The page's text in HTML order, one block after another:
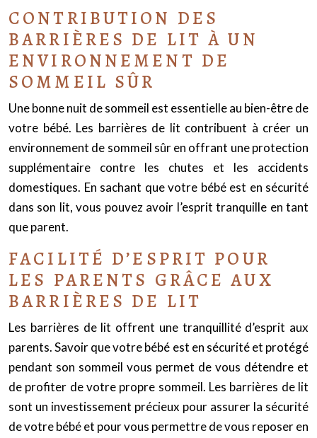
CONTRIBUTION DES
BARRIÈRES DE LIT À UN
ENVIRONNEMENT DE
SOMMEIL SÛR
Une bonne nuit de sommeil est essentielle au bien-être de
votre bébé. Les barrières de lit contribuent à créer un
environnement de sommeil sûr en offrant une protection
supplémentaire contre les chutes et les accidents
domestiques. En sachant que votre bébé est en sécurité
dans son lit, vous pouvez avoir l’esprit tranquille en tant
que parent.
FACILITÉ D’ESPRIT POUR
LES PARENTS GRÂCE AUX
BARRIÈRES DE LIT
Les barrières de lit offrent une tranquillité d’esprit aux
parents. Savoir que votre bébé est en sécurité et protégé
pendant son sommeil vous permet de vous détendre et
de profiter de votre propre sommeil. Les barrières de lit
sont un investissement précieux pour assurer la sécurité
de votre bébé et pour vous permettre de vous reposer en